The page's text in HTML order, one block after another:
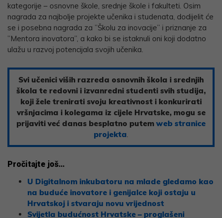
kategorije – osnovne škole, srednje škole i fakulteti. Osim
nagrada za najbolje projekte učenika i studenata, dodijelit će
se i posebna nagrada za ”Školu za inovacije” i priznanje za
”Mentora inovatora”, a kako bi se istaknuli oni koji dodatno
ulažu u razvoj potencijala svojih učenika.
Svi učenici viših razreda osnovnih škola i srednjih
škola te redovni i izvanredni studenti svih studija,
koji žele trenirati svoju kreativnost i konkurirati
vršnjacima i kolegama iz cijele Hrvatske, mogu se
prijaviti već danas besplatno putem web stranice
projekta
Pročitajte još…
U Digitalnom inkubatoru na mlade gledamo kao
na buduće inovatore i genijalce koji ostaju u
Hrvatskoj i stvaraju novu vrijednost
Svijetla budućnost Hrvatske – proglašeni